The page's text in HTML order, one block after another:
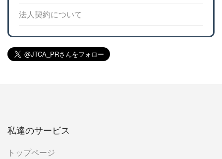
法人契約について
私達のサービス
トップページ